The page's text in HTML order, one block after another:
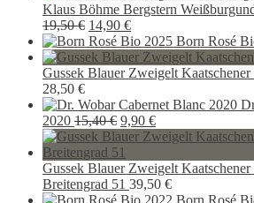
Klaus Böhme Bergstern
19,50€ Ursprünglicher
Preis
war:
19,50 €
14,90 €Aktueller
Preis
ist:
14,90 €.
Born Rosé
Gussek Blauer Zweigelt Kaatschener
28,50 €
2020 15,40€ Ursprünglicher
Preis
war:
15,40 €
9,90 €Aktueller
Preis
9,90 €.
Gussek Blauer Zweigelt
Breitengrad 51 39,50 €
Born Rosé